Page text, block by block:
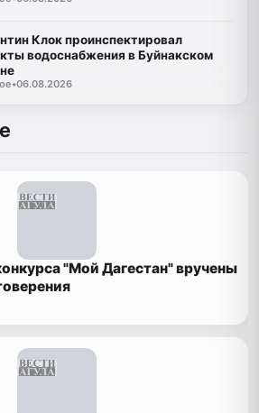
Клок проинспектировал
водоснабжения в Буйнакском
•06.08.2026
"Мой Дагестан" вручены